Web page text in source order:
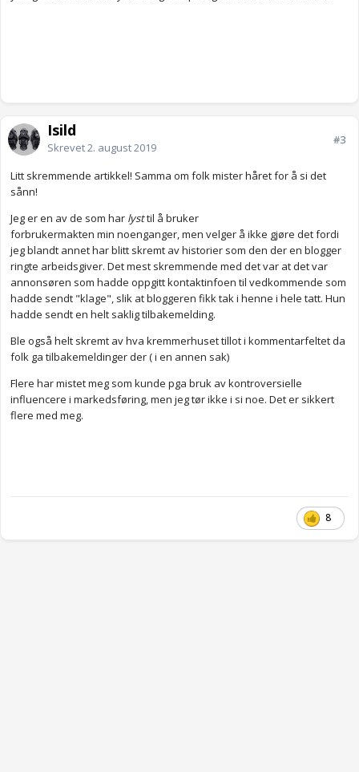
Isild
Skrevet2. august 2019
#3
Litt skremmende artikkel! Samma om folk mister håret for å si det
sånn!
Jeg er en av de som har lysttil å bruker
forbrukermakten min noenganger, men velger å ikke gjøre det fordi
jeg blandt annet har blitt skremt av historier som den der en blogger
ringte arbeidsgiver. Det mest skremmende med det var at det var
annonsøren som hadde oppgitt kontaktinfoen til vedkommende som
hadde sendt "klage", slik at bloggeren fikk tak i henne i hele tatt. Hun
hadde sendt en helt saklig tilbakemelding.
Ble også helt skremt av hva kremmerhuset tillot i kommentarfeltet da
folk ga tilbakemeldinger der ( i en annen sak)
Flere har mistet meg som kunde pga bruk av kontroversielle
influencere i markedsføring, men jeg tør ikke i si noe. Det er sikkert
flere med meg.
8